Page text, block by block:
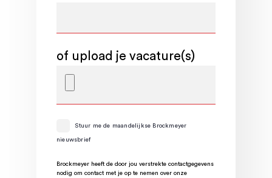
of upload je vacature(s)
Stuur me de maandelijkse Brockmeyer
nieuwsbrief
Brockmeyer heeft de door jou verstrekte contactgegevens
nodig om contact met je op te nemen over onze